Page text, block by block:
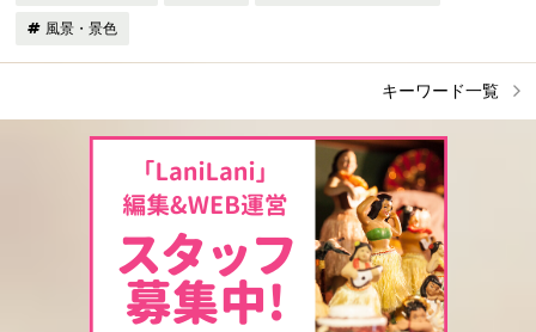
風景・景色
キーワード一覧